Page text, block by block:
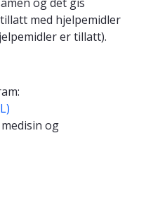
med hjelpemidler
er tillatt).
og